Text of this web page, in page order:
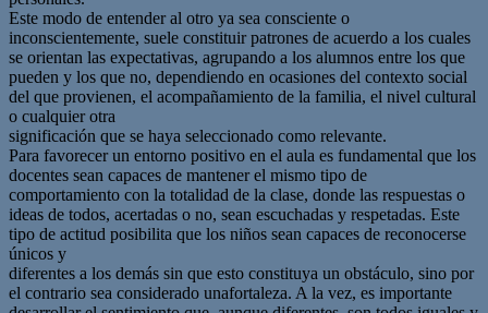
Este modo de entender al otro ya sea consciente o
inconscientemente, suele constituir patrones de acuerdo a los cuales
se orientan las expectativas, agrupando a los alumnos entre los que
pueden y los que no, dependiendo en ocasiones del contexto social
del que provienen, el acompañamiento de la familia, el nivel cultural
o cualquier otra
significación que se haya seleccionado como relevante.
Para favorecer un entorno positivo en el aula es fundamental que los
docentes sean capaces de mantener el mismo tipo de
comportamiento con la totalidad de la clase, donde las respuestas o
ideas de todos, acertadas o no, sean escuchadas y respetadas. Este
tipo de actitud posibilita que los niños sean capaces de reconocerse
únicos y
diferentes a los demás sin que esto constituya un obstáculo, sino por
el contrario sea considerado unafortaleza. A la vez, es importante